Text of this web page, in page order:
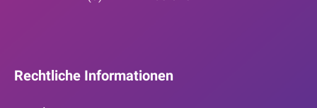
Rechtliche Informationen